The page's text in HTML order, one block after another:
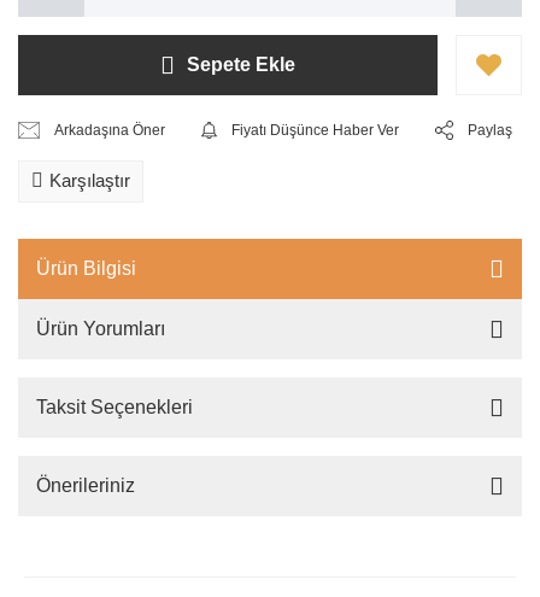
Sepete Ekle
Arkadaşına Öner Fiyatı Düşünce Haber Ver Paylaş
Karşılaştır
Ürün Bilgisi
Ürün Yorumları
Taksit Seçenekleri
Önerileriniz